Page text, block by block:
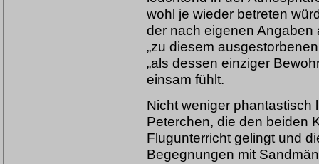
wohl je wieder betreten
der nach eigenen
„zu diesem
„als dessen einziger
einsam fühlt.
Nicht weniger phantastisch
Peterchen, die den beiden
Flugunterricht gelingt und
Begegnungen mit